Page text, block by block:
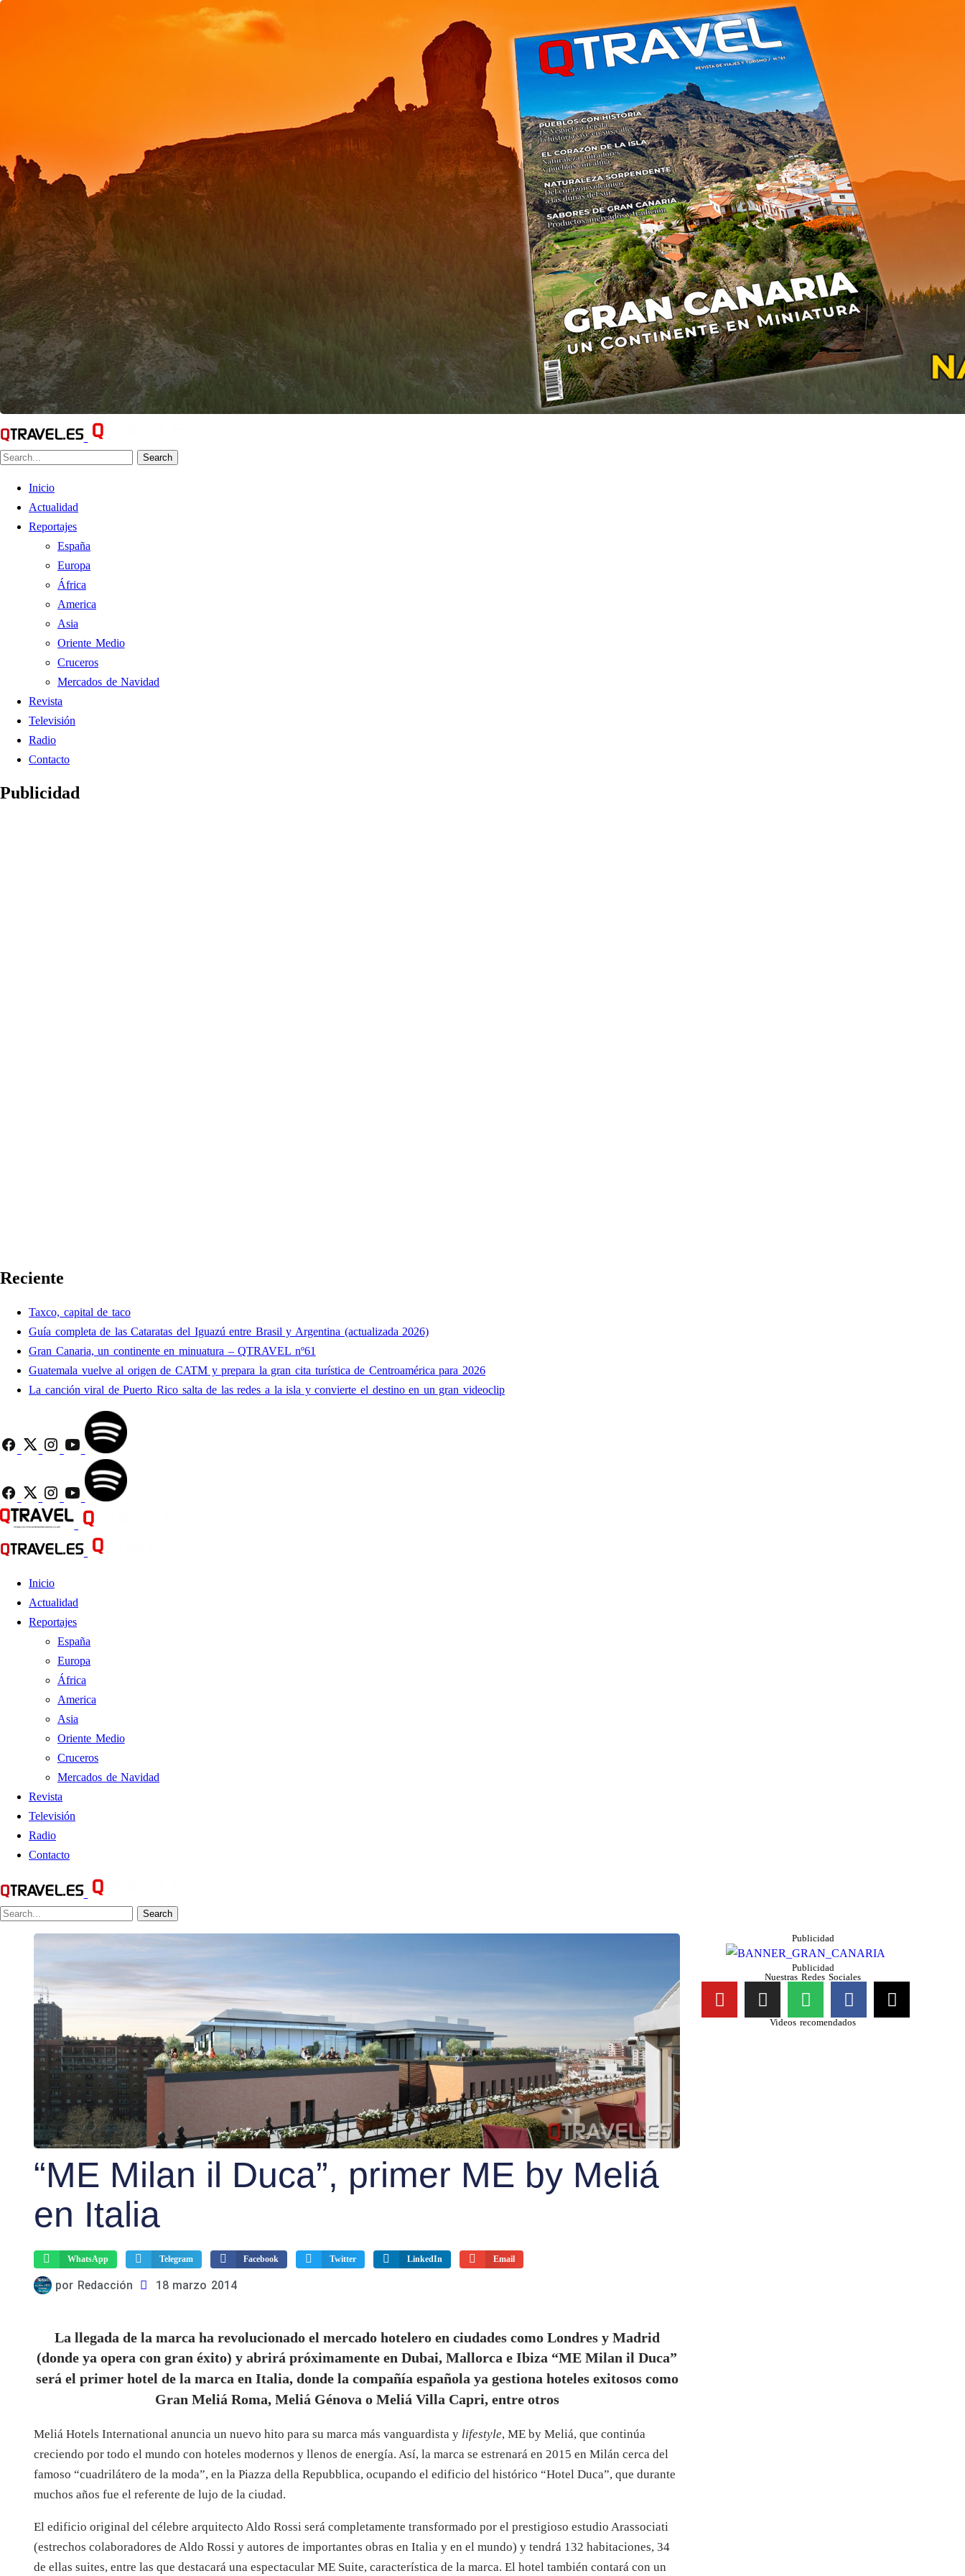
Search
Inicio
Actualidad
Reportajes
España
Europa
África
America
Asia
Oriente Medio
Cruceros
Mercados de Navidad
Revista
Televisión
Radio
Contacto
Publicidad
Reciente
Taxco, capital de taco
Guía completa de las Cataratas del Iguazú entre Brasil y Argentina (actualizada 2026)
Gran Canaria, un continente en minuatura – QTRAVEL nº61
Guatemala vuelve al origen de CATM y prepara la gran cita turística de Centroamérica para 2026
La canción viral de Puerto Rico salta de las redes a la isla y convierte el destino en un gran videoclip
Inicio
Actualidad
Reportajes
España
Europa
África
America
Asia
Oriente Medio
Cruceros
Mercados de Navidad
Revista
Televisión
Radio
Contacto
Search
“ME Milan il Duca”, primer ME by Meliá
en Italia
WhatsApp Telegram Facebook Twitter LinkedIn Email
por Redacción 18 marzo 2014
La llegada de la marca ha revolucionado el mercado hotelero en ciudades como Londres y Madrid
(donde ya opera con gran éxito) y abrirá próximamente en Dubai, Mallorca e Ibiza “ME Milan il Duca”
será el primer hotel de la marca en Italia, donde la compañía española ya gestiona hoteles exitosos como
Gran Meliá Roma, Meliá Génova o Meliá Villa Capri, entre otros
Meliá Hotels International anuncia un nuevo hito para su marca más vanguardista y lifestyle, ME by Meliá, que continúa
creciendo por todo el mundo con hoteles modernos y llenos de energía. Así, la marca se estrenará en 2015 en Milán cerca del
famoso “cuadrilátero de la moda”, en la Piazza della Repubblica, ocupando el edificio del histórico “Hotel Duca”, que durante
muchos años fue el referente de lujo de la ciudad.
El edificio original del célebre arquitecto Aldo Rossi será completamente transformado por el prestigioso estudio Arassociati
(estrechos colaboradores de Aldo Rossi y autores de importantes obras en Italia y en el mundo) y tendrá 132 habitaciones, 34
de ellas suites, entre las que destacará una espectacular ME Suite, característica de la marca. El hotel también contará con un
Publicidad
Publicidad
Nuestras Redes Sociales
Videos recomendados